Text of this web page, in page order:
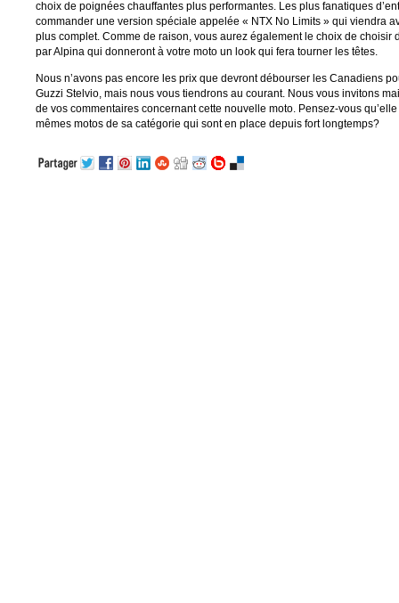
choix de poignées chauffantes plus performantes. Les plus fanatiques
commander une version spéciale appelée « NTX No Limits » qui viendra
plus complet. Comme de raison, vous aurez également le choix de choisir
par Alpina qui donneront à votre moto un look qui fera tourner les têtes.
Nous n’avons pas encore les prix que devront débourser les Canadiens
Guzzi Stelvio, mais nous vous tiendrons au courant. Nous vous invitons
de vos commentaires concernant cette nouvelle moto. Pensez-vous
mêmes motos de sa catégorie qui sont en place depuis fort longtemps?